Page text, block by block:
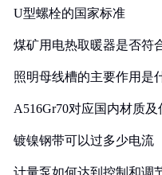
U型螺栓的国家标准
煤矿用电热取暖器是否符
照明母线槽的主要作用是
A516Gr70对应国内材质
镀镍钢带可以过多少电流
计量泵如何达到控制和调